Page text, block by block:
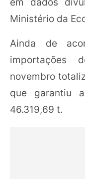
Ministério da
Ainda de
importações
novembro
que garantiu
46.319,69 t.